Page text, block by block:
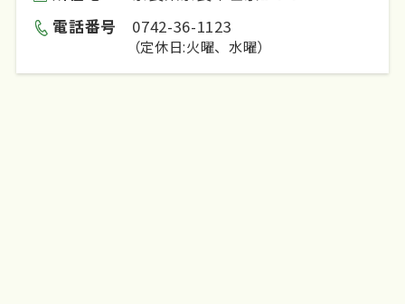
電話番号
0742-36-1123
（定休日:火曜、水曜）